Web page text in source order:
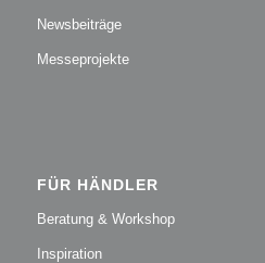
Newsbeiträge
Messeprojekte
FÜR HÄNDLER
Beratung & Workshop
Inspiration